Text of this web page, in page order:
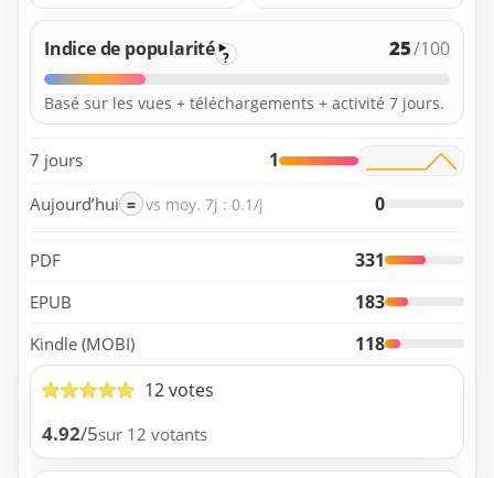
Indice de popularité ? 25/100
Basé sur les vues + téléchargements + activité 7 jours.
7 jours 1
Aujourd’hui = vs moy. 7j : 0.1/j 0
PDF 331
EPUB 183
Kindle (MOBI)
118
12 votes
4.92/5sur 12 votants